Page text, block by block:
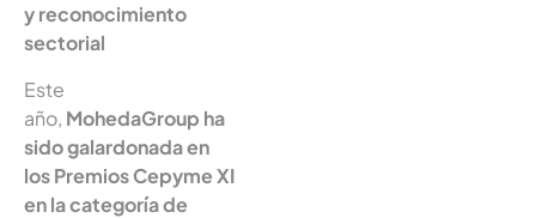
y reconocimiento
sectorial
Este
año, MohedaGroup ha
sido galardonada en
los Premios Cepyme XI
en la categoría de